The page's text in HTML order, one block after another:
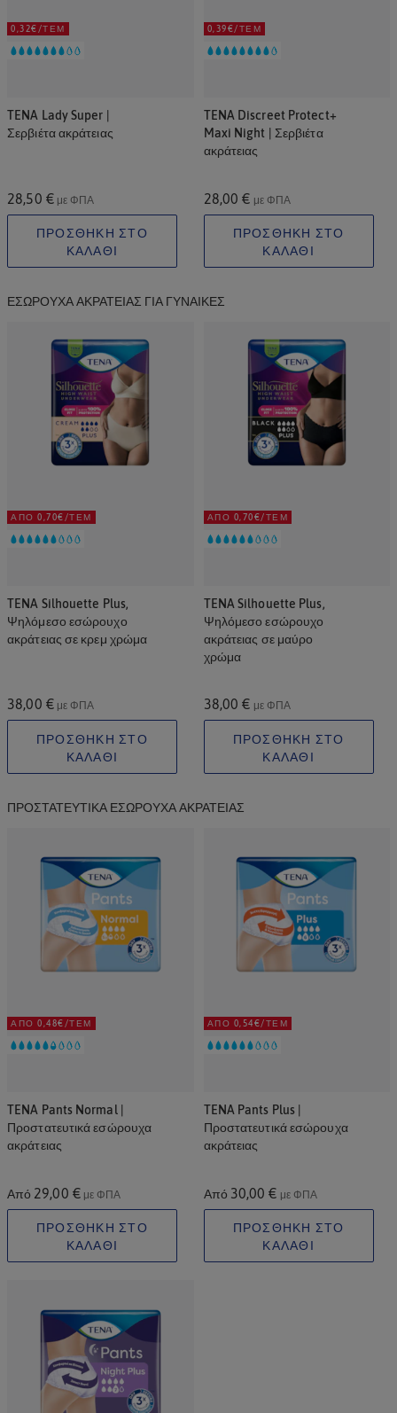
0,32€/ΤΕΜ
TENA Lady Super |
Σερβιέτα ακράτειας
28,50 € με ΦΠΑ
ΠΡΟΣΘΗΚΗ ΣΤΟ
ΚΑΛΑΘΙ
0,39€/ΤΕΜ
TENA Discreet Protect+
Maxi Night | Σερβιέτα
ακράτειας
28,00 € με ΦΠΑ
ΠΡΟΣΘΗΚΗ ΣΤΟ
ΚΑΛΑΘΙ
ΕΣΏΡΟΥΧΑ ΑΚΡΆΤΕΙΑΣ ΓΙΑ ΓΥΝΑΊΚΕΣ
ΑΠΌ 0,70€/ΤΕΜ
TENA Silhouette Plus,
Ψηλόμεσο εσώρουχο
ακράτειας σε κρεμ χρώμα
38,00 € με ΦΠΑ
ΠΡΟΣΘΗΚΗ ΣΤΟ
ΚΑΛΑΘΙ
ΑΠΌ 0,70€/ΤΕΜ
TENA Silhouette Plus,
Ψηλόμεσο εσώρουχο
ακράτειας σε μαύρο
χρώμα
38,00 € με ΦΠΑ
ΠΡΟΣΘΗΚΗ ΣΤΟ
ΚΑΛΑΘΙ
ΠΡΟΣΤΑΤΕΥΤΙΚΆ ΕΣΏΡΟΥΧΑ ΑΚΡΆΤΕΙΑΣ
ΑΠΌ 0,48€/ΤΕΜ
TENA Pants Normal |
Προστατευτικά εσώρουχα
ακράτειας
Από 29,00 € με ΦΠΑ
ΠΡΟΣΘΗΚΗ ΣΤΟ
ΚΑΛΑΘΙ
ΑΠΌ 0,54€/ΤΕΜ
TENA Pants Plus |
Προστατευτικά εσώρουχα
ακράτειας
Από 30,00 € με ΦΠΑ
ΠΡΟΣΘΗΚΗ ΣΤΟ
ΚΑΛΑΘΙ